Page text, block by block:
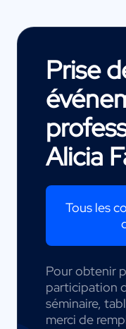
Prise
Alicia
Tous les
Pour obtenir
participation
séminaire,
merci de